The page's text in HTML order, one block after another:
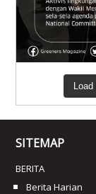
SITEMAP
BERITA
Berita Harian